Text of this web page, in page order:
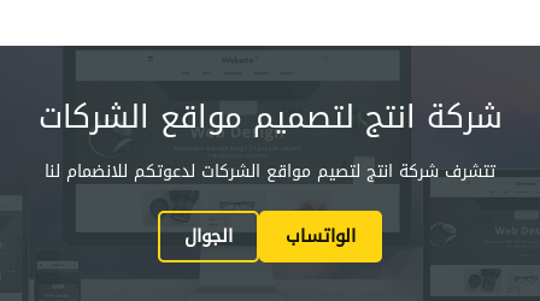
شركة انتج لتصميم مواقع الشركات
تتشرف شركة انتج لتصيم مواقع الشركات لدعوتكم للانضمام لنا
الواتساب الجوال